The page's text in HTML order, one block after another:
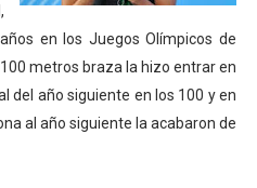
monarca
League 2026 - Las Utah
2026 (Oklahoma City,
en los Juegos Olímpicos de
metros braza la hizo entrar en
del año siguiente en los 100 y en
al año siguiente la acabaron de